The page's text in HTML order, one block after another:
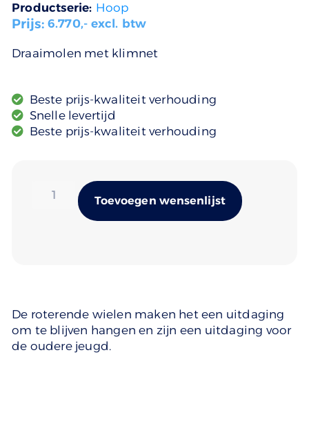
Productserie: Hoop
Prijs:6.770,- excl. btw
Draaimolen met klimnet
Beste prijs-kwaliteit verhouding
Snelle levertijd
Beste prijs-kwaliteit verhouding
Toevoegen wensenlijst
De roterende wielen maken het een uitdaging
om te blijven hangen en zijn een uitdaging voor
de oudere jeugd.